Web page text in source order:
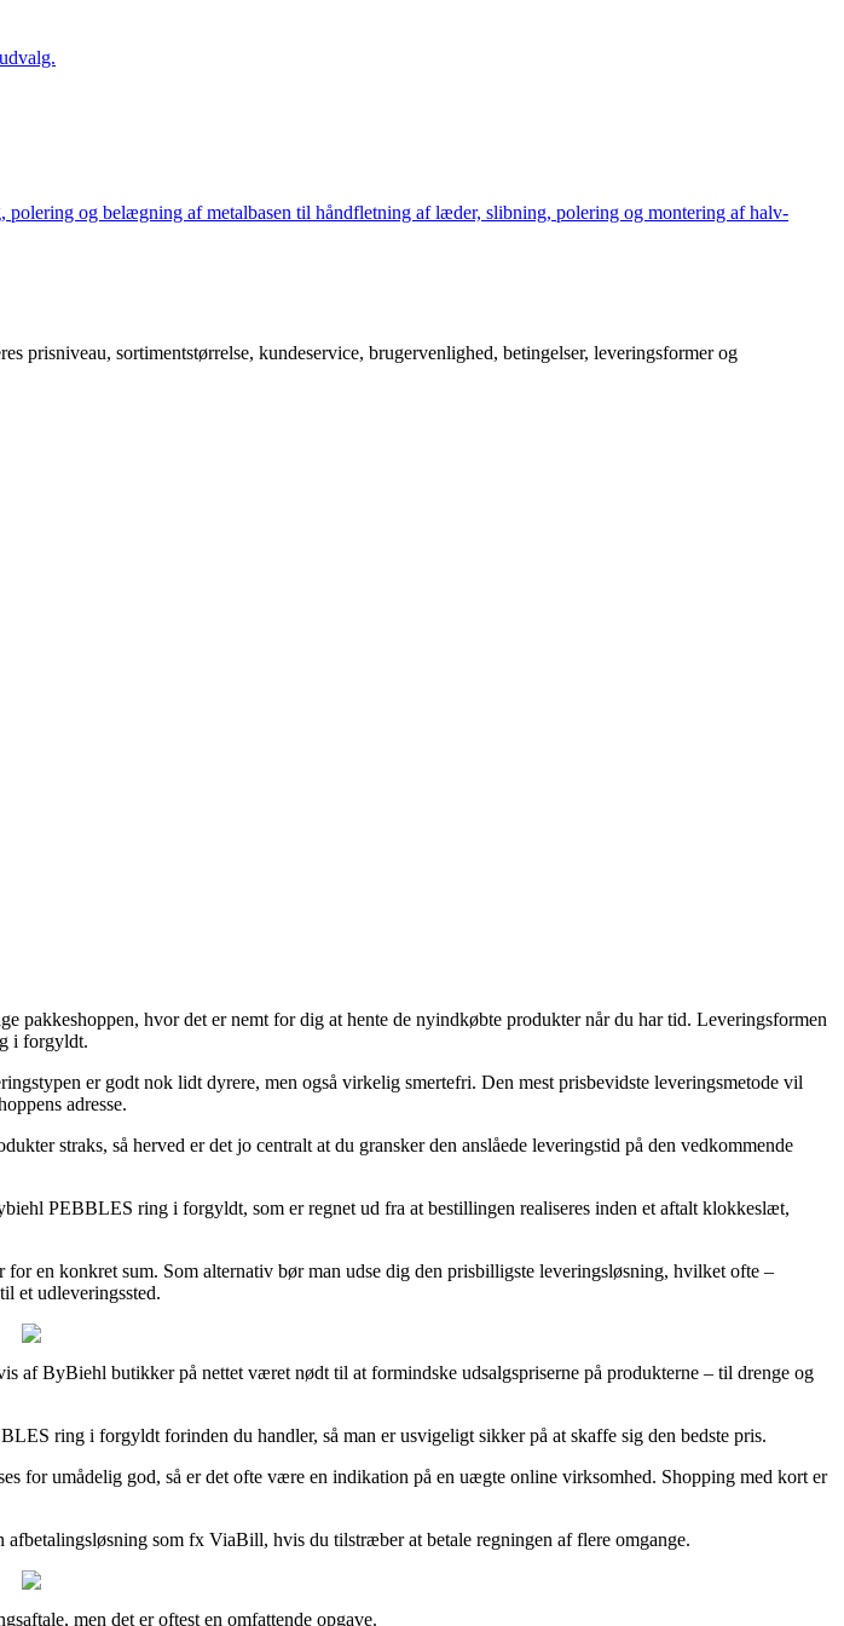
og belægning af metalbasen til håndfletning af læder, slibning, polering og montering af halv-
prisniveau, sortimentstørrelse, kundeservice, brugervenlighed, betingelser, leveringsformer og
pakkeshoppen, hvor det er nemt for dig at hente de nyindkøbte produkter når du har tid. Leveringsformen
i forgyldt.
er godt nok lidt dyrere, men også virkelig smertefri. Den mest prisbevidste leveringsmetode vil
adresse.
straks, så herved er det jo centralt at du gransker den anslåede leveringstid på den vedkommende
PEBBLES ring i forgyldt, som er regnet ud fra at bestillingen realiseres inden et aftalt klokkeslæt,
en konkret sum. Som alternativ bør man udse dig den prisbilligste leveringsløsning, hvilket ofte –
et udleveringssted.
af ByBiehl butikker på nettet været nødt til at formindske udsalgspriserne på produkterne – til drenge og
ring i forgyldt forinden du handler, så man er usvigeligt sikker på at skaffe sig den bedste pris.
for umådelig god, så er det ofte være en indikation på en uægte online virksomhed. Shopping med kort er
som fx ViaBill, hvis du tilstræber at betale regningen af flere omgange.
men det er oftest en omfattende opgave.